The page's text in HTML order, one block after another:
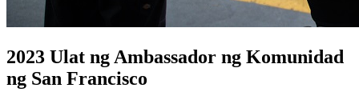
2023 Ulat ng Ambassador ng Komunidad
ng San Francisco